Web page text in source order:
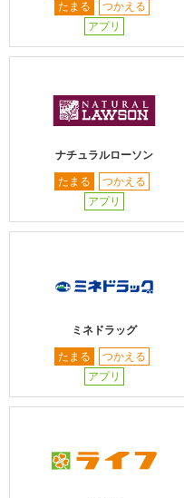
たまる
つかえる
アプリ
ナチュラルローソン
たまる
つかえる
アプリ
ミネドラッグ
たまる
つかえる
アプリ